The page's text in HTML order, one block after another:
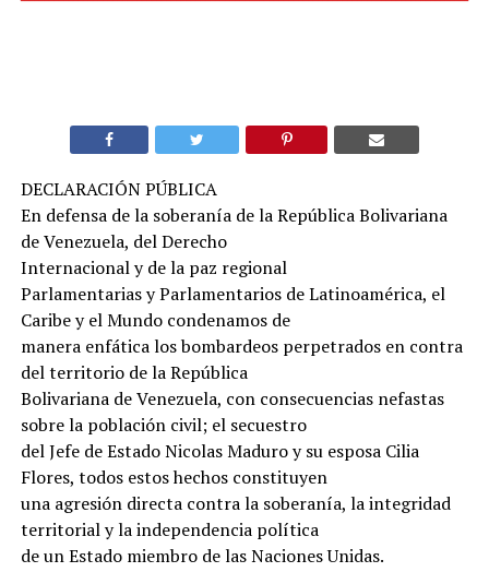
DECLARACIÓN PÚBLICA
En defensa de la soberanía de la República Bolivariana
de Venezuela, del Derecho
Internacional y de la paz regional
Parlamentarias y Parlamentarios de Latinoamérica, el
Caribe y el Mundo condenamos de
manera enfática los bombardeos perpetrados en contra
del territorio de la República
Bolivariana de Venezuela, con consecuencias nefastas
sobre la población civil; el secuestro
del Jefe de Estado Nicolas Maduro y su esposa Cilia
Flores, todos estos hechos constituyen
una agresión directa contra la soberanía, la integridad
territorial y la independencia política
de un Estado miembro de las Naciones Unidas.